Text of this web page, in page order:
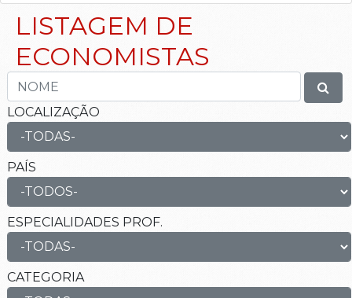
LISTAGEM DE
ECONOMISTAS
LOCALIZAÇÃO
PAÍS
ESPECIALIDADES PROF.
CATEGORIA